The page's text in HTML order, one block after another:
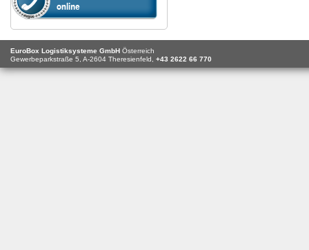
EuroBox Logistiksysteme GmbH Österreich
Gewerbeparkstraße 5, A-2604 Theresienfeld, +43 2622 66 770